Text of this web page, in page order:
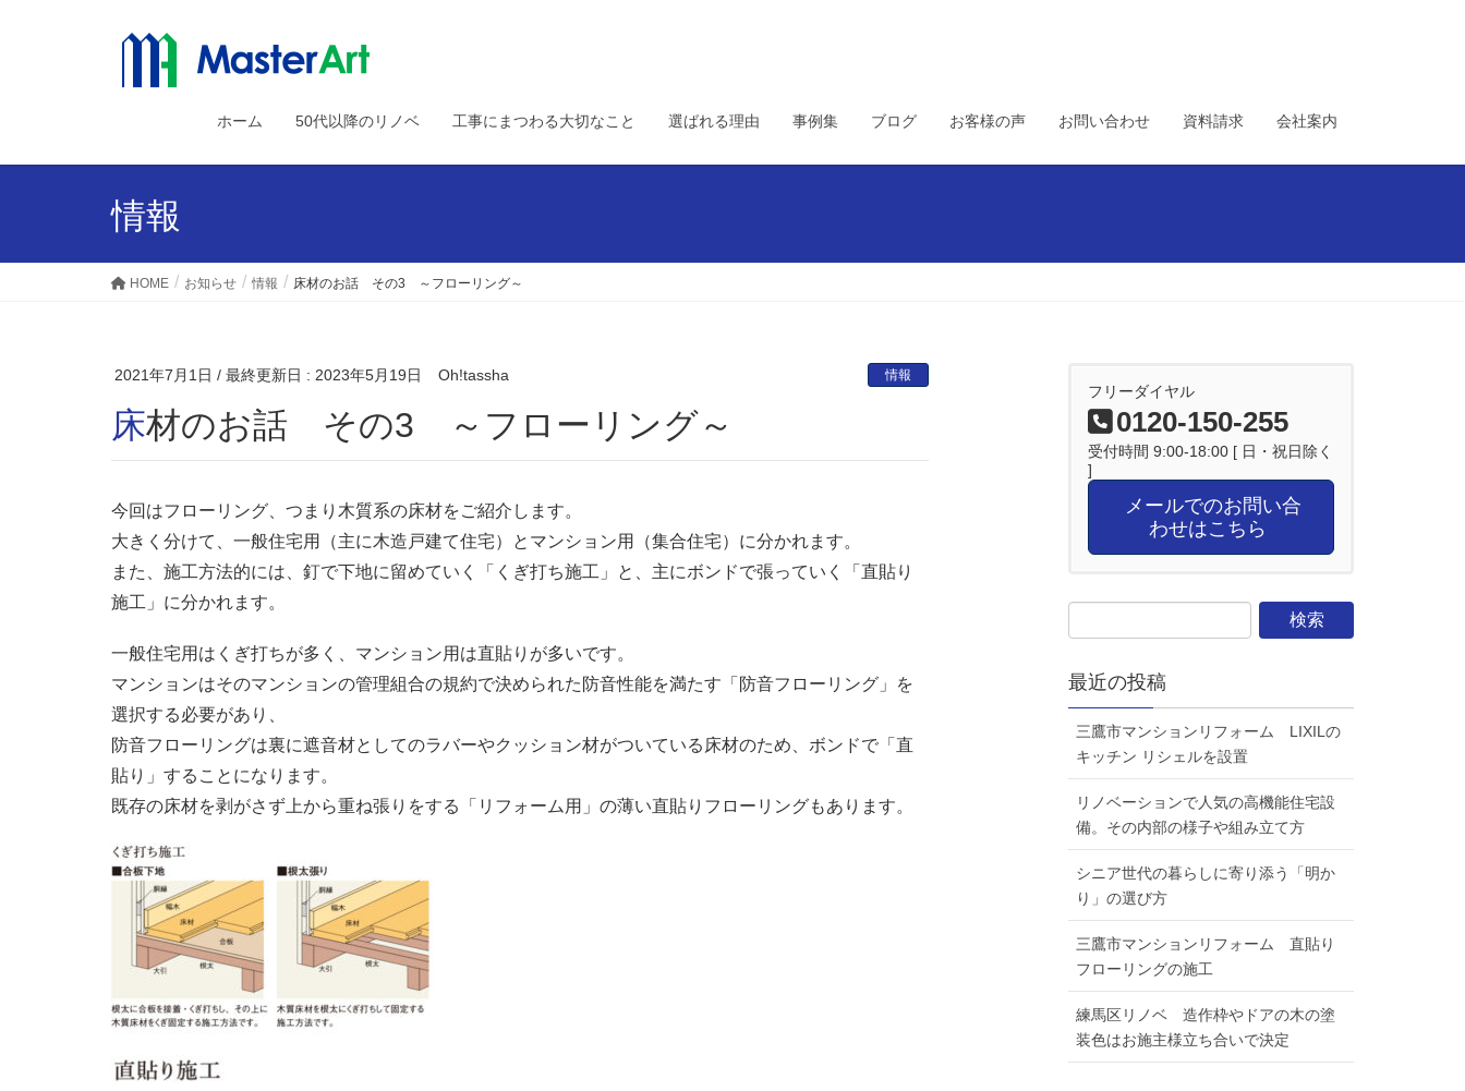
ホーム 50代以降のリノベ 工事にまつわる大切なこと 選ばれる理由 事例集 ブログ お客様の声 お問い合わせ 資料請求 会社案内
情報
HOME お知らせ 情報 床材のお話 その3 ～フローリング～
2021年7月1日 / 最終更新日 : 2023年5月19日 Oh!tassha 情報
床材のお話 その3 ～フローリング～
今回はフローリング、つまり木質系の床材をご紹介します。
大きく分けて、一般住宅用（主に木造戸建て住宅）とマンション用（集合住宅）に分かれます。
また、施工方法的には、釘で下地に留めていく「くぎ打ち施工」と、主にボンドで張っていく「直貼り
施工」に分かれます。
一般住宅用はくぎ打ちが多く、マンション用は直貼りが多いです。
マンションはそのマンションの管理組合の規約で決められた防音性能を満たす「防音フローリング」を
選択する必要があり、
防音フローリングは裏に遮音材としてのラバーやクッション材がついている床材のため、ボンドで「直
貼り」することになります。
既存の床材を剥がさず上から重ね張りをする「リフォーム用」の薄い直貼りフローリングもあります。
フリーダイヤル
0120-150-255
受付時間 9:00-18:00 [ 日・祝日除く
]
メールでのお問い合
わせはこちら
最近の投稿
三鷹市マンションリフォーム LIXILの
キッチン リシェルを設置
リノベーションで人気の高機能住宅設
備。その内部の様子や組み立て方
シニア世代の暮らしに寄り添う「明か
り」の選び方
三鷹市マンションリフォーム 直貼り
フローリングの施工
練馬区リノベ 造作枠やドアの木の塗
装色はお施主様立ち合いで決定